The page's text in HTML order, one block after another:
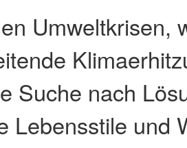
Umweltkrisen,
Suche nach
Lebensstile und